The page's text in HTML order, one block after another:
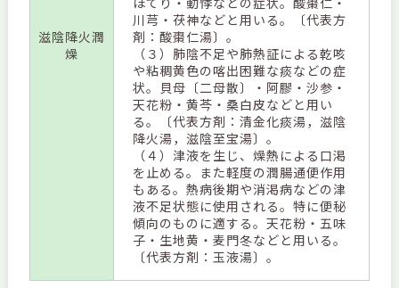
滋陰降火潤
燥
川芎・茯神などと用いる。〔代表方
剤：酸棗仁湯〕。
（３）肺陰不足や肺熱証による乾咳
や粘稠黄色の喀出困難な痰などの症
状。貝母〔二母散〕・阿膠・沙参・
天花粉・黄芩・桑白皮などと用い
る。〔代表方剤：清金化痰湯，滋陰
降火湯，滋陰至宝湯〕。
（４）津液を生じ、燥熱による口渇
を止める。また軽度の潤腸通便作用
もある。熱病後期や消渇病などの津
液不足状態に使用される。特に便秘
傾向のものに適する。天花粉・五味
子・生地黄・麦門冬などと用いる。
〔代表方剤：玉液湯〕。